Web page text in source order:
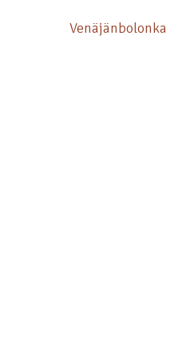
Venäjänbolonka